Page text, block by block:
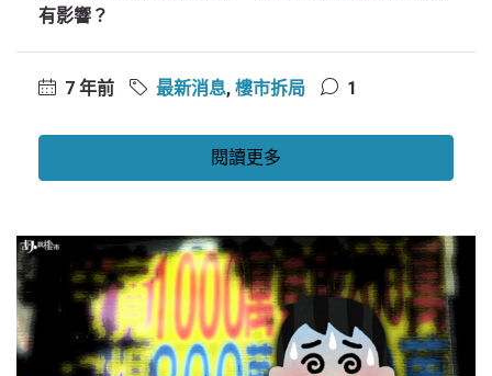
有影響？
7 年前 最新消息, 樓市拆局 1
閱讀更多